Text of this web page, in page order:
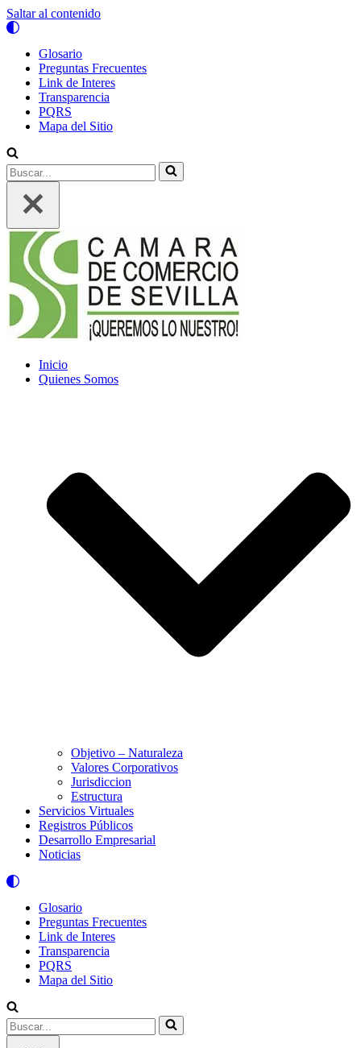
Saltar al contenido
Glosario
Preguntas Frecuentes
Link de Interes
Transparencia
PQRS
Mapa del Sitio
Buscar...
Inicio
Quienes Somos
Objetivo – Naturaleza
Valores Corporativos
Jurisdiccion
Estructura
Servicios Virtuales
Registros Públicos
Desarrollo Empresarial
Noticias
Glosario
Preguntas Frecuentes
Link de Interes
Transparencia
PQRS
Mapa del Sitio
Buscar...